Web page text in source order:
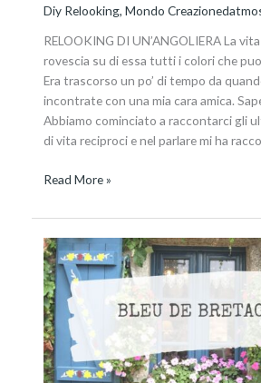
Diy Relooking,Mondo
RELOOKING DI UN’ANGOLIERA La
rovescia su di essa tutti i colori che
Era trascorso un po’ di tempo da
incontrate con una mia cara amica.
Abbiamo cominciato a raccontarci gli
di vita reciproci e nel parlare mi ha
Read More »
La
città
blu